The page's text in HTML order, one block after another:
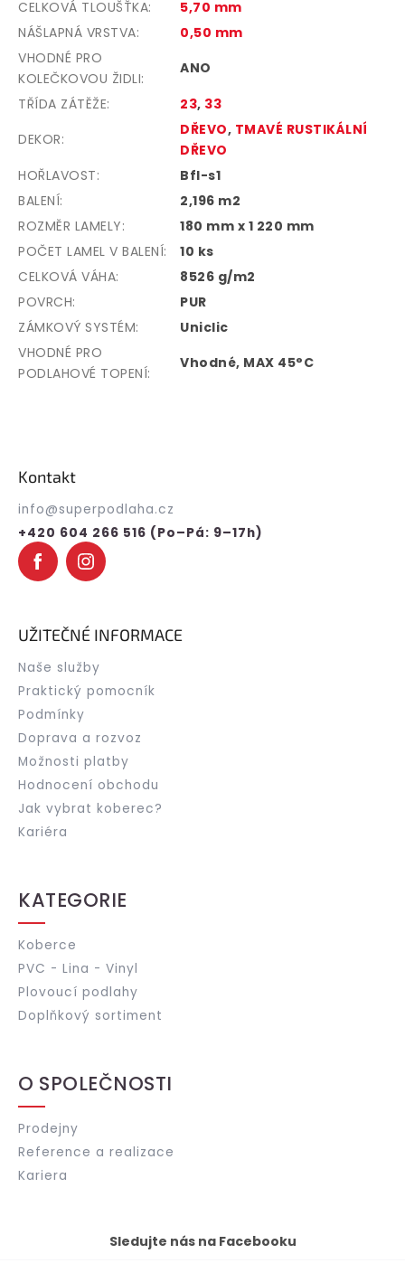
CELKOVÁ TLOUŠŤKA:
5,70 mm
NÁŠLAPNÁ VRSTVA:
0,50 mm
VHODNÉ PRO
KOLEČKOVOU ŽIDLI:
ANO
TŘÍDA ZÁTĚŽE: 23, 33
DEKOR:
DŘEVO, TMAVÉ RUSTIKÁLNÍ
DŘEVO
HOŘLAVOST:
Bfl-s1
BALENÍ:
2,196 m2
ROZMĚR LAMELY:
180 mm x 1 220 mm
POČET LAMEL V BALENÍ:
10 ks
CELKOVÁ VÁHA:
8526 g/m2
POVRCH:
PUR
ZÁMKOVÝ SYSTÉM:
Uniclic
VHODNÉ PRO
PODLAHOVÉ TOPENÍ:
Vhodné, MAX 45°C
Kontakt
info@superpodlaha.cz
+420 604 266 516 (Po–Pá: 9–17h)
UŽITEČNÉ INFORMACE
Naše služby
Praktický pomocník
Podmínky
Doprava a rozvoz
Možnosti platby
Hodnocení obchodu
Jak vybrat koberec?
Kariéra
KATEGORIE
Koberce
PVC - Lina - Vinyl
Plovoucí podlahy
Doplňkový sortiment
O SPOLEČNOSTI
Prodejny
Reference a realizace
Kariera
Sledujte nás na Facebooku